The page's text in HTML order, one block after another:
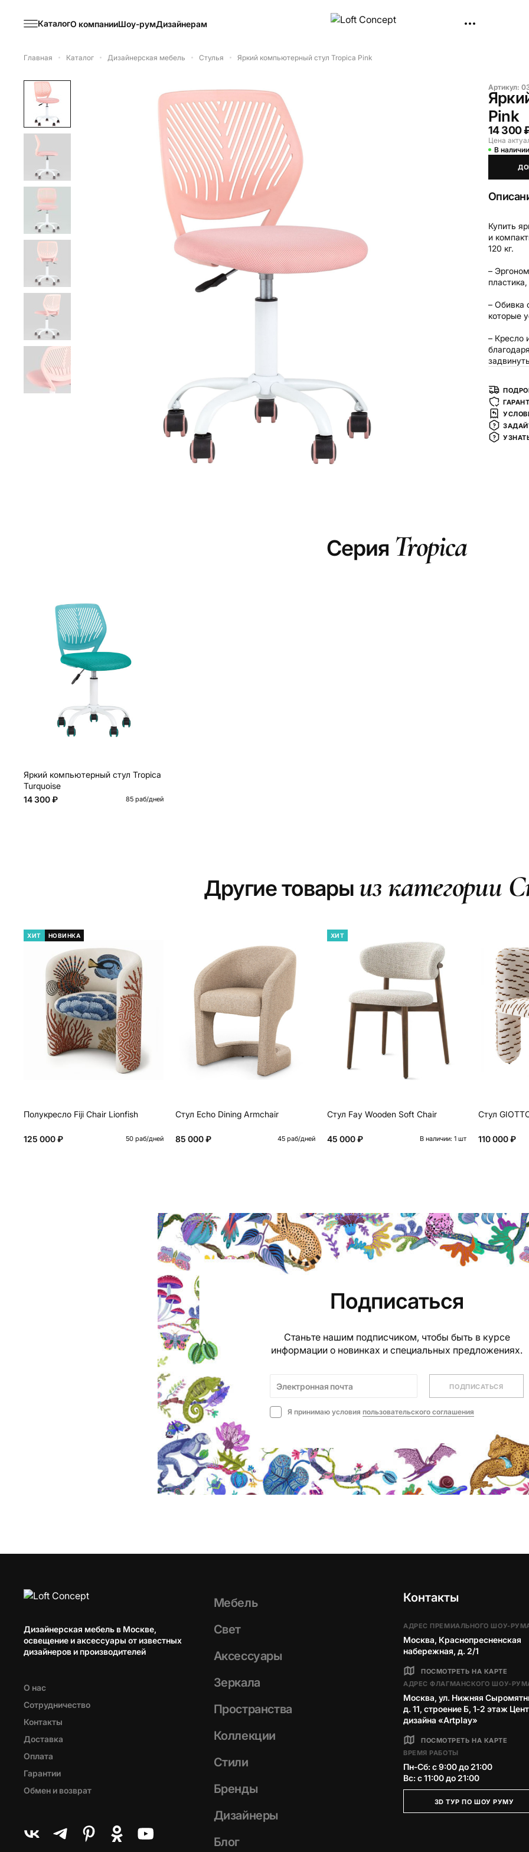
КаталогО компанииШоу-румДизайнерам
Главная Каталог Дизайнерская мебель Стулья Яркий компьютерный стул Tropica Pink
Артикул:
Pink
14 300
Цена
В наличии
Купить
и
120 кг.
–
– Обивка
которые
– Кресло
Серия Tropica
Яркий компьютерный стул Tropica
Turquoise
14 300 ₽
85 раб/дней
Другие товары из категории
ХИТ НОВИНКА
Полукресло Fiji Chair Lionfish
125 000 ₽ 50 раб/дней
Стул Echo Dining Armchair
85 000 ₽ 45 раб/дней
ХИТ
Стул Fay Wooden Soft Chair
45 000 ₽ В наличии: 1 шт
Стул
110 000 ₽
Подписаться
Станьте нашим подписчиком, чтобы быть в курсе
информации о новинках и специальных предложениях.
ПОДПИСАТЬСЯ
Я принимаю условия пользовательского соглашения
Дизайнерская мебель в Москве,
освещение и аксессуары от известных
дизайнеров и производителей
О нас
Сотрудничество
Контакты
Доставка
Оплата
Гарантии
Обмен и возврат
Мебель
Свет
Аксессуары
Зеркала
Пространства
Коллекции
Стили
Бренды
Дизайнеры
Блог
Контакты
АДРЕС ПРЕМИАЛЬНОГО ШОУ-
Москва, Краснопресненская
набережная, д. 2/1
ПОСМОТРЕТЬ НА КАРТЕ
АДРЕС ФЛАГМАНСКОГО ШОУ-
Москва, ул. Нижняя
д. 11, строение Б, 1‑2 этаж
дизайна «Artplay»
ПОСМОТРЕТЬ НА КАРТЕ
ВРЕМЯ РАБОТЫ
Пн-Сб: с 9:00 до 21:00
Вс: с 11:00 до 21:00
3D ТУР ПО ШОУ РУМУ